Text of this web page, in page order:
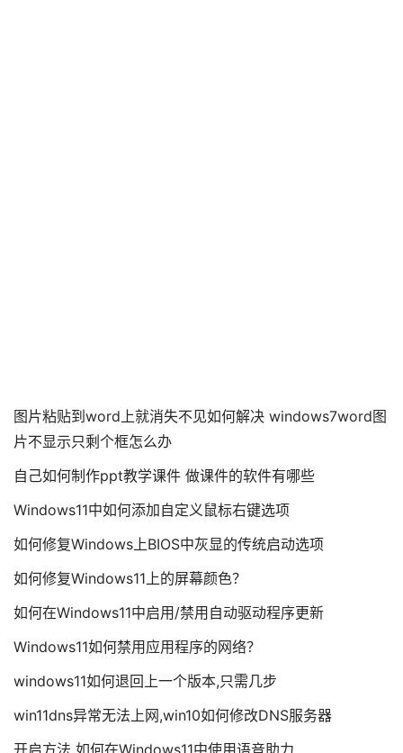
图片粘贴到word上就消失不见如何解决 windows7word图
片不显示只剩个框怎么办
自己如何制作ppt教学课件 做课件的软件有哪些
Windows11中如何添加自定义鼠标右键选项
如何修复Windows上BIOS中灰显的传统启动选项
如何修复Windows11上的屏幕颜色？
如何在Windows11中启用/禁用自动驱动程序更新
Windows11如何禁用应用程序的网络？
windows11如何退回上一个版本,只需几步
win11dns异常无法上网,win10如何修改DNS服务器
开启方法 如何在Windows11中使用语音助力